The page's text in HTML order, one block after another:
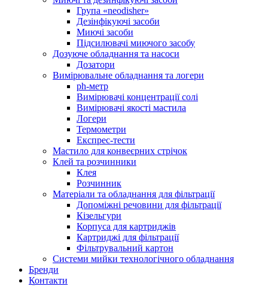
Група «neodisher»
Дезінфікуючі засоби
Миючі засоби
Підсилювачі миючого засобу
Дозуюче обладнання та насоси
Дозатори
Вимірювальне обладнання та логери
ph-метр
Вимірювачі концентрації солі
Вимірювачі якості мастила
Логери
Термометри
Експрес-тести
Мастило для конвеєрних стрічок
Клей та розчинники
Клея
Розчинник
Матеріали та обладнання для фільтрації
Допоміжні речовини для фільтрації
Кізельгури
Корпуса для картриджів
Картриджі для фільтрації
Фільтрувальний картон
Системи мийки технологічного обладнання
Бренди
Контакти